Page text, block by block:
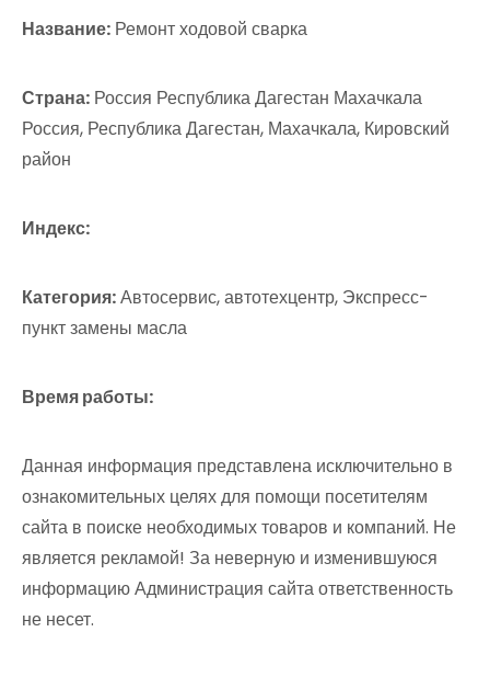
Название: Ремонт ходовой сварка
Страна: Россия Республика Дагестан Махачкала
Россия, Республика Дагестан, Махачкала, Кировский
район
Индекс:
Категория:Автосервис, автотехцентр, Экспресс-
пункт замены масла
Время работы:
Данная информация представлена исключительно в
ознакомительных целях для помощи посетителям
сайта в поиске необходимых товаров и компаний. Не
является рекламой! За неверную и изменившуюся
информацию Администрация сайта ответственность
не несет.